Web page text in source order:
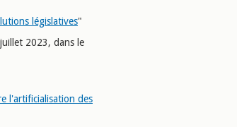
législatives"
2023, dans le
l'artificialisation des